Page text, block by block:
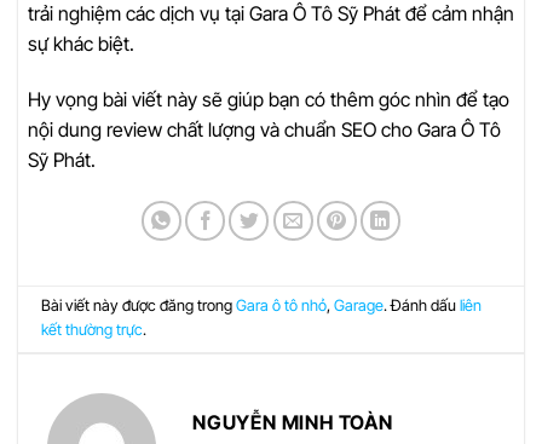
trải nghiệm các dịch vụ tại Gara Ô Tô Sỹ Phát để cảm nhận
sự khác biệt.
Hy vọng bài viết này sẽ giúp bạn có thêm góc nhìn để tạo
nội dung review chất lượng và chuẩn SEO cho Gara Ô Tô
Sỹ Phát.
Bài viết này được đăng trongGara ô tô nhỏ,Garage. Đánh dấuliên
kết thường trực.
NGUYỄN MINH TOÀN